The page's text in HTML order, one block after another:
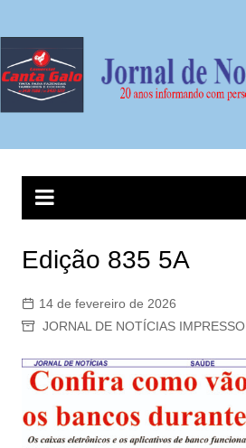
conteúdo
Edição 835 5A
14 de fevereiro de 2026
JORNAL DE NOTÍCIAS IMPRESSO